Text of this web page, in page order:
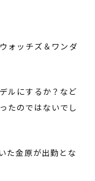
ォッチズ＆ワンダ
ルにするか？など
たのではないでし
た金原が出勤とな